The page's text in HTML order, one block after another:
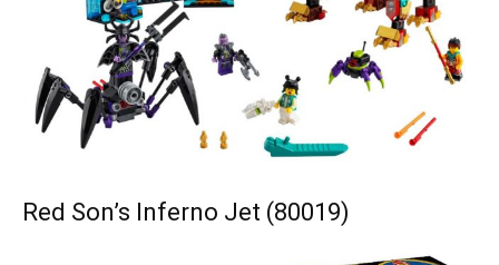
Red Son’s Inferno Jet (80019)